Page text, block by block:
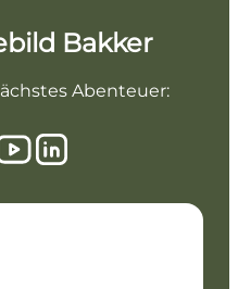
Bakker
Abenteuer: